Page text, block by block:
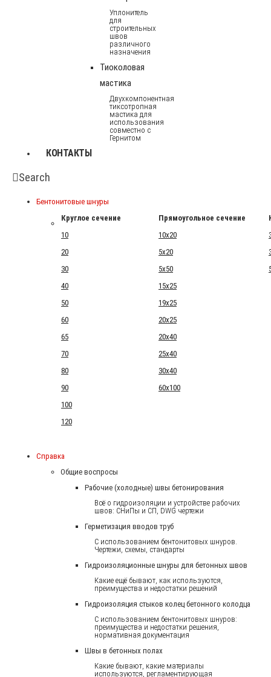
Уплонитель
для
строительных
швов
различного
назначения
Тиоколовая
мастика
Двухкомпонентная
тиксотропная
мастика для
использования
совместно с
Гернитом
КОНТАКТЫ
Search
Бентонитовые шнуры
Круглое сечение
Прямоугольное сечение
10
10x20
20
5x20
30
5x50
40
15x25
50
19x25
60
20x25
65
20x40
70
25x40
80
30x40
90
60x100
100
120
Справка
Общие воспросы
Рабочие (холодные) швы бетонирования
Всё о гидроизоляции и устройстве рабочих
швов: СНиПы и СП, DWG чертежи
Герметизация вводов труб
С использованием бентонитовых шнуров.
Чертежи, схемы, стандарты
Гидроизоляционные шнуры для бетонных швов
Какие ещё бывают, как используются,
преимущества и недостатки решений
Гидроизоляция стыков колец бетонного колодца
С использованием бентонитовых шнуров:
преимущества и недостатки решения,
нормативная документация
Швы в бетонных полах
Какие бывают, какие материалы
используются, регламентирующая